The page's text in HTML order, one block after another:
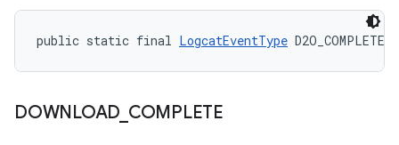
public static final LogcatEventType D2O_COMPLETE
DOWNLOAD COMPLETE